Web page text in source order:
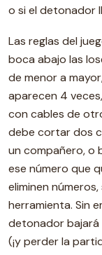
o si el detonador
Las reglas del
boca abajo las
de menor a
aparecen 4
con cables de
debe cortar dos
un compañero, o
ese número que
eliminen
herramienta. Sin
detonador bajará
(¡y perder la